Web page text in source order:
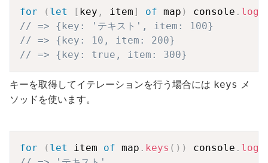
for ( let [ key , item] of map ) console . log
// => {key: 'テキスト', item: 100}
// => {key: 10, item: 200}
// => {key: true, item: 300}
キーを取得してイテレーションを行う場合には keys メ
ソッドを使います。
for ( let item of map . keys ( ) ) console . log